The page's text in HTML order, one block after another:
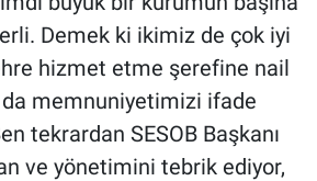
Demek ki ikimiz de çok iyi
hizmet etme şerefine nail
da memnuniyetimizi ifade
tekrardan SESOB Başkanı
ve yönetimini tebrik ediyor,